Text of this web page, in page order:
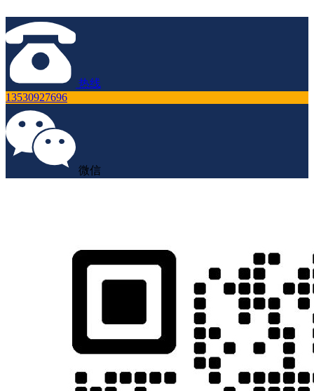
热线
13530927696
微信